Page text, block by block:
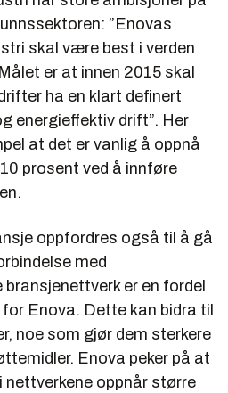
”Enovas
skal være best i verden
er at innen 2015 skal
ha en klart definert
energieffektiv drift”. Her
at det er vanlig å oppnå
prosent ved å innføre
oppfordres også til å gå
med
bransjenettverk er en fordel
Enova. Dette kan bidra til
noe som gjør dem sterkere
Enova peker på at
nettverkene oppnår større